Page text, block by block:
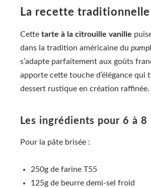
La recette
Cette tarte à la citrouille vanille
dans la tradition américaine du
s’adapte parfaitement aux goûts
apporte cette touche d’élégance qui
dessert rustique en création raffinée.
Les ingrédients pour 6 à 8
Pour la pâte brisée :
250g de farine T55
125g de beurre demi-sel froid